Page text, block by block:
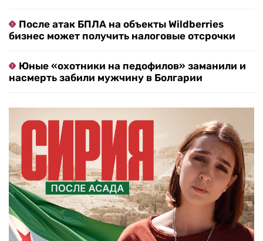
После атак БПЛА на объекты Wildberries
бизнес может получить налоговые отсрочки
Юные «охотники на педофилов» заманили и
насмерть забили мужчину в Болгарии